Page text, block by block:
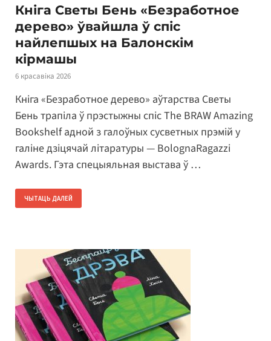
Кніга Светы Бень «Безработное
дерево» ўвайшла ў спіс
найлепшых на Балонскім
кірмашы
6 красавіка 2026
Кніга «Безработное дерево» аўтарства Светы
Бень трапіла ў прэстыжны спіс The BRAW Amazing
Bookshelf адной з галоўных сусветных прэмій у
галіне дзіцячай літаратуры — BolognaRagazzi
Awards. Гэта спецыяльная выстава ў …
ЧЫТАЦЬ ДАЛЕЙ